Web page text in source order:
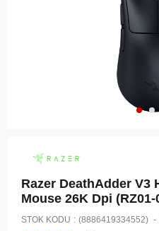
Razer DeathAdder V3
Mouse 26K Dpi (RZ01-
STOK KODU (8886419334552)